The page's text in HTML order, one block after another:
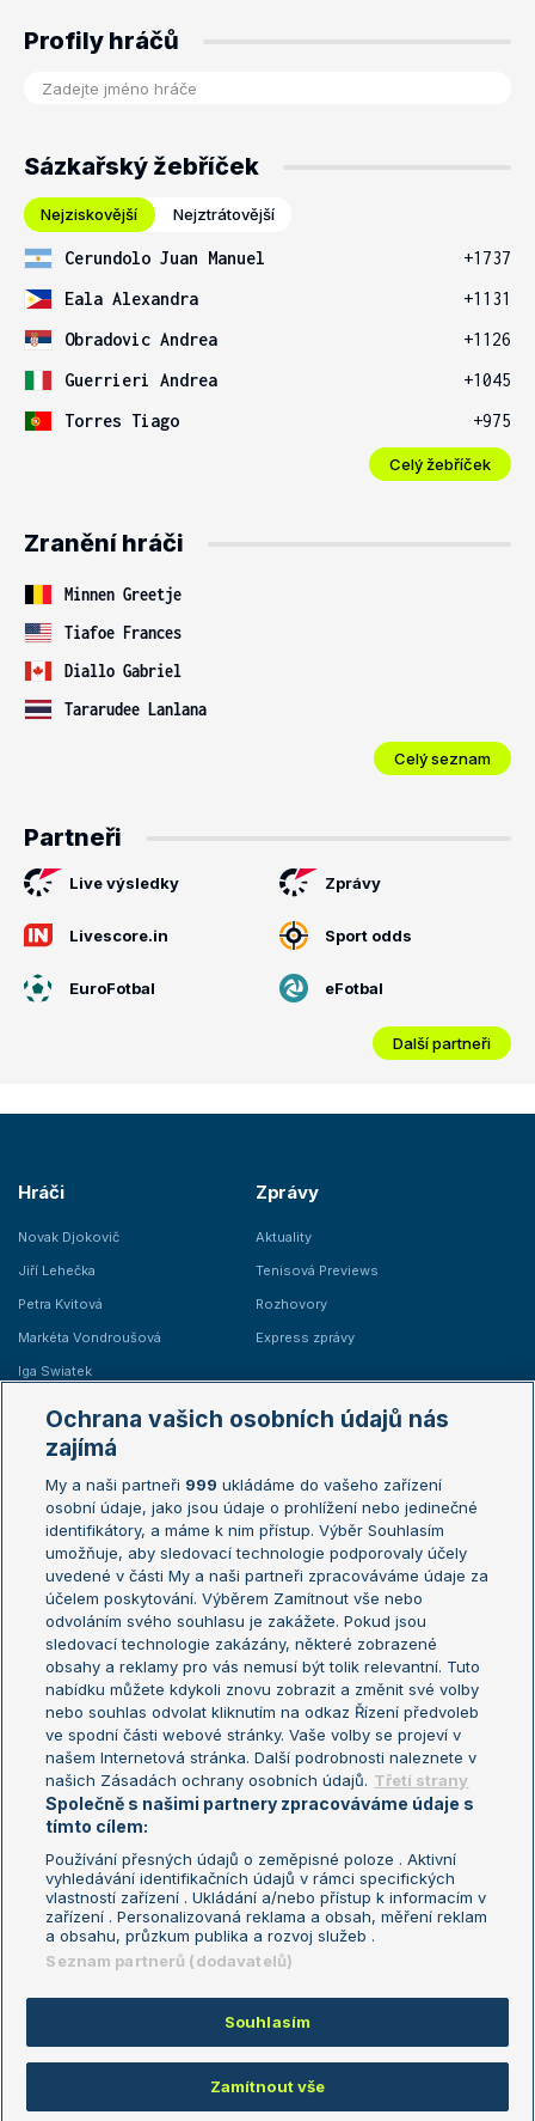
Profily hráčů
Sázkařský žebříček
Nejziskovější Nejztrátovější
Cerundolo Juan Manuel
+1737
Eala Alexandra
+1131
Obradovic Andrea
+1126
Guerrieri Andrea
+1045
Torres Tiago
+975
Celý žebříček
Zranění hráči
Minnen Greetje
Tiafoe Frances
Diallo Gabriel
Tararudee Lanlana
Celý seznam
Partneři
Live výsledky Zprávy
Livescore.in Sport odds
EuroFotbal eFotbal
Další partneři
Hráči
Novak Djokovič
Jiří Lehečka
Petra Kvitová
Markéta Vondroušová
Iga Swiatek
Zprávy
Aktuality
Tenisová Previews
Rozhovory
Express zprávy
Žebříčky
Žebříček ATP (muži)
Žebříček WTA (ženy)
Sázkařský žebříček
Australian Open
French Open
Wimbledon
US Open
Turnaj mistrů
Turnaj mistryň
Aktualní trendy
Fotbalové přestupy
Livesport Daily
LS Prague Open
Podmínky užití
Nastavení soukromí
GDPR a žurnalistika
Reklama
Kontakt
Informace o zpracování osobních
údajů
Copyright © 2008-2026 TenisPortal.cz. Využíváme zpravodajství ČTK.
Ochrana vašich osobních údajů nás
zajímá
My a naši partneři 999 ukládáme do vašeho zařízení
osobní údaje, jako jsou údaje o prohlížení nebo jedinečné
identifikátory, a máme k nim přístup. Výběr Souhlasím
umožňuje, aby sledovací technologie podporovaly účely
uvedené v části My a naši partneři zpracováváme údaje za
účelem poskytování. Výběrem Zamítnout vše nebo
odvoláním svého souhlasu je zakážete. Pokud jsou
sledovací technologie zakázány, některé zobrazené
obsahy a reklamy pro vás nemusí být tolik relevantní. Tuto
nabídku můžete kdykoli znovu zobrazit a změnit své volby
nebo souhlas odvolat kliknutím na odkaz Řízení předvoleb
ve spodní části webové stránky. Vaše volby se projeví v
našem Internetová stránka. Další podrobnosti naleznete v
našich Zásadách ochrany osobních údajů. Třetí strany
Společně s našimi partnery zpracováváme údaje s
tímto cílem:
Používání přesných údajů o zeměpisné poloze . Aktivní
vyhledávání identifikačních údajů v rámci specifických
vlastností zařízení . Ukládání a/nebo přístup k informacím v
zařízení . Personalizovaná reklama a obsah, měření reklam
a obsahu, průzkum publika a rozvoj služeb .
Seznam partnerů (dodavatelů)
Souhlasím
Zamítnout vše